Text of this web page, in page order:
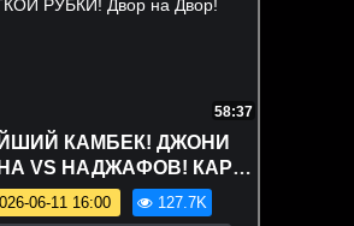
58:37
КАМБЕК! ДЖОНИ
VS НАДЖАФОВ! КАРД
РУБКИ! Двор на Двор!
06-11 16:00 127.7K